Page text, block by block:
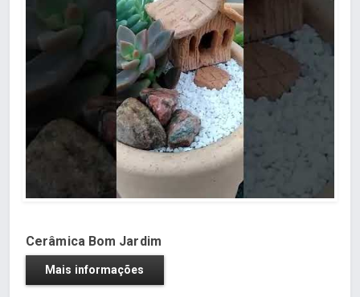
Cerâmica Bom Jardim
Mais informações